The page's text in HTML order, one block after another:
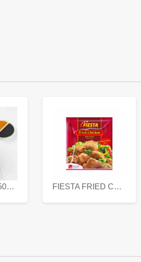
BAKSO URAT 500 GR FIESTA FRIED CHICKEN 500 GR